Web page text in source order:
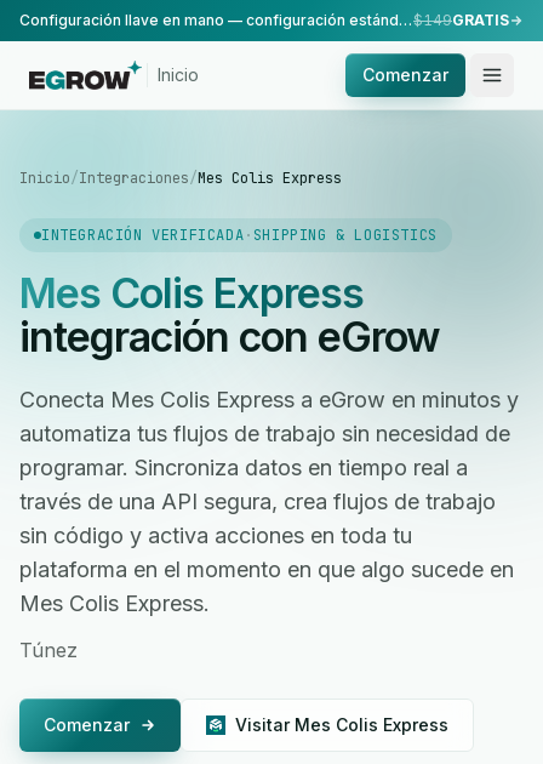
Configuración llave en mano — configuración estándar, realizada por nuestro equipo.$149GRATIS
Inicio Comenzar
Inicio/Integraciones/Mes Colis Express
INTEGRACIÓN VERIFICADA· SHIPPING & LOGISTICS
Mes Colis Express
integración con eGrow
Conecta Mes Colis Express a eGrow en minutos y
automatiza tus flujos de trabajo sin necesidad de
programar. Sincroniza datos en tiempo real a
través de una API segura, crea flujos de trabajo
sin código y activa acciones en toda tu
plataforma en el momento en que algo sucede en
Mes Colis Express.
Túnez
Comenzar Visitar Mes Colis Express